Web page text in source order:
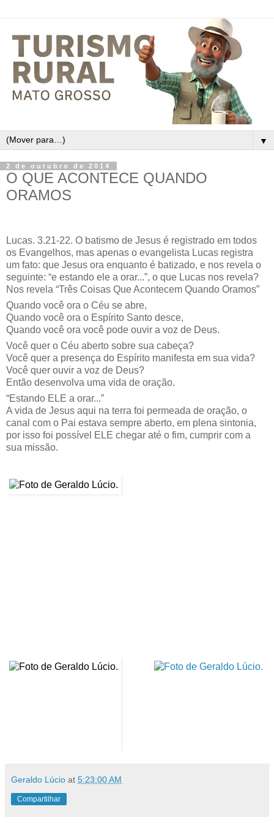
▼
2 de outubro de 2014
O QUE ACONTECE QUANDO
ORAMOS
Lucas. 3.21-22. O batismo de Jesus é registrado em todos
os Evangelhos, mas apenas o evangelista Lucas registra
um fato: que Jesus ora enquanto é batizado, e nos revela o
seguinte: “e estando ele a orar...”, o que Lucas nos revela?
Nos revela “Três Coisas Que Acontecem Quando Oramos”
Quando você ora o Céu se abre,
Quando você ora o Espírito Santo desce,
Quando você ora você pode ouvir a voz de Deus.
Você quer o Céu aberto sobre sua cabeça?
Você quer a presença do Espírito manifesta em sua vida?
Você quer ouvir a voz de Deus?
Então desenvolva uma vida de oração.
“Estando ELE a orar...”
A vida de Jesus aqui na terra foi permeada de oração, o
canal com o Pai estava sempre aberto, em plena sintonia,
por isso foi possível ELE chegar até o fim, cumprir com a
sua missão.
Geraldo Lúcio at 5:23:00 AM
Compartilhar